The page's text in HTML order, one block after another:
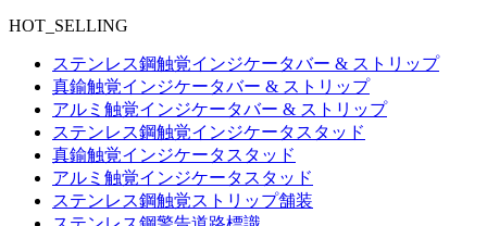
HOT_SELLING
ステンレス鋼触覚インジケータバー & ストリップ
真鍮触覚インジケータバー & ストリップ
アルミ触覚インジケータバー & ストリップ
ステンレス鋼触覚インジケータスタッド
真鍮触覚インジケータスタッド
アルミ触覚インジケータスタッド
ステンレス鋼触覚ストリップ舗装